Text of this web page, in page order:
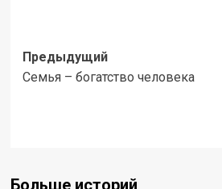
Навигация
записи
Предыдущий
Семья – богатство человека
Больше историй